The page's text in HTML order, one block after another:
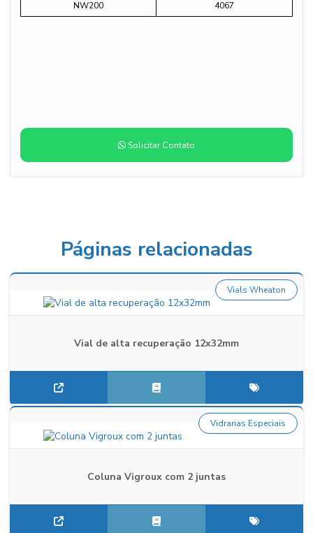
NW200 4067
Solicitar Contato
Páginas relacionadas
Vial de alta recuperação 12x32mm
Vials Wheaton
Coluna Vigroux com 2 juntas
Vidrarias Especiais